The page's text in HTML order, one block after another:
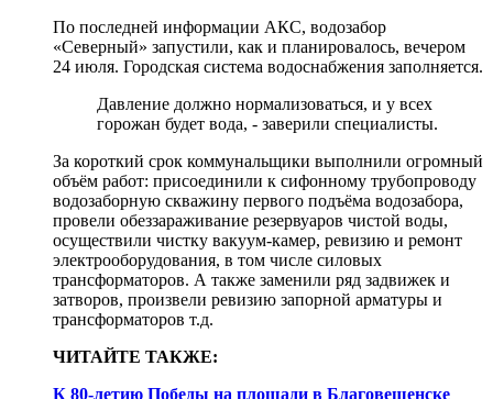
По последней информации АКС, водозабор
«Северный» запустили, как и планировалось, вечером
24 июля. Городская система водоснабжения заполняется.
Давление должно нормализоваться, и у всех
горожан будет вода, - заверили специалисты.
За короткий срок коммунальщики выполнили огромный
объём работ: присоединили к сифонному трубопроводу
водозаборную скважину первого подъёма водозабора,
провели обеззараживание резервуаров чистой воды,
осуществили чистку вакуум-камер, ревизию и ремонт
электрооборудования, в том числе силовых
трансформаторов. А также заменили ряд задвижек и
затворов, произвели ревизию запорной арматуры и
трансформаторов т.д.
ЧИТАЙТЕ ТАКЖЕ:
К 80-летию Победы на площади в Благовещенске